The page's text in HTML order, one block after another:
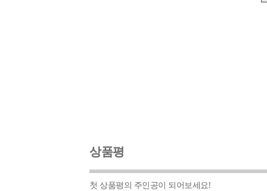
상품평
첫 상품평의 주인공이 되어보세요!